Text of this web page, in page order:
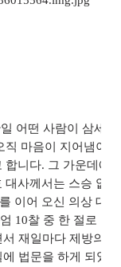
어떤 사람이 삼세
마음이 지어냄이
니다. 그 가운데에
사께서는 스승 없
이어 오신 의상 대
10찰 중 한 절로 창
재일마다 제방의
법문을 하게 되었